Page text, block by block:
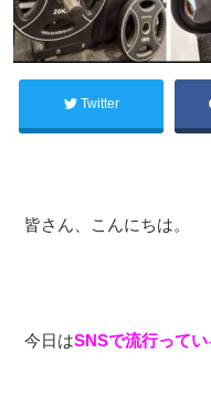
Twitter
皆さん、こんにちは。
今日はSNSで流行ってい